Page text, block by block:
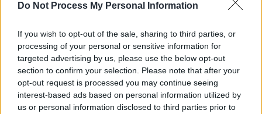
Do Not Process My Personal Information
If you wish to opt-out of the sale, sharing to third parties, or
processing of your personal or sensitive information for
targeted advertising by us, please use the below opt-out
section to confirm your selection. Please note that after your
opt-out request is processed you may continue seeing
interest-based ads based on personal information utilized by
us or personal information disclosed to third parties prior to
https://twitter.com/davidrkadler/status/16024
78779427074049?
s=20&t=5cQar3bVbr5BRqtL7esDyg
Αστυνομικοί προσπάθησαν να διαλύσουν
τους διαδηλωτές χρησιμοποιώντας
δακρυγόνα, χειροβομβίδες κρότου-λάμψης